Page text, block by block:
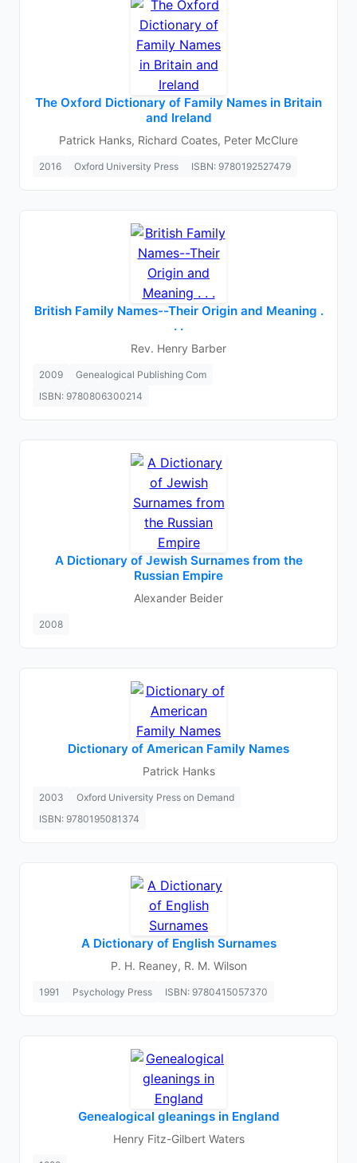
The Oxford Dictionary of Family Names in Britain
and Ireland
Patrick Hanks, Richard Coates, Peter McClure
2016 Oxford University Press ISBN: 9780192527479
British Family Names--Their Origin and Meaning .
. .
Rev. Henry Barber
2009
Genealogical Publishing Com
ISBN: 9780806300214
A Dictionary of Jewish Surnames from the
Russian Empire
Alexander Beider
2008
Dictionary of American Family Names
Patrick Hanks
2003
Oxford University Press on Demand
ISBN: 9780195081374
A Dictionary of English Surnames
P. H. Reaney, R. M. Wilson
1991 Psychology Press ISBN: 9780415057370
Genealogical gleanings in England
Henry Fitz-Gilbert Waters